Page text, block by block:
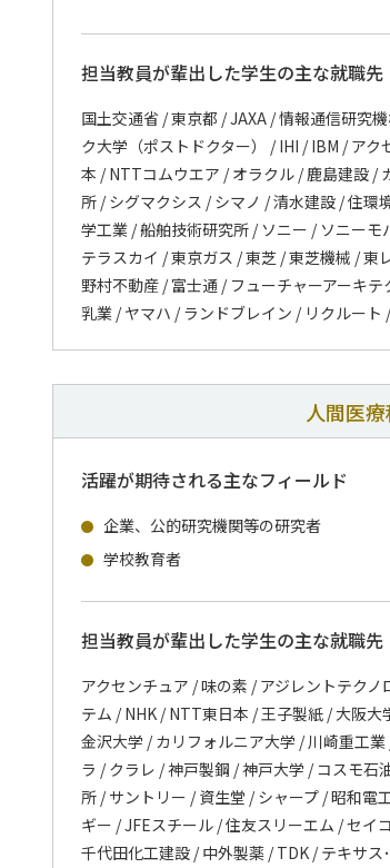
担当教員が輩出した学生の主な就職先
国土交通省 / 東京都 / JAXA / 情報通信研究
ク大学（ポストドクター） / IHI / IBM / ア
本 / NTTコムウエア / オラクル / 鹿島建設 /
所 / シグマクシス / シマノ / 清水建設 / 住
学工業 / 船舶技術研究所 / ソニー / ソニー
テラスカイ / 東京ガス / 東芝 / 東芝機械 /
野村不動産 / 富士通 / フューチャーアーキ
乳業 / ヤマハ / ランドブレイン / リクルート
人間医
活躍が期待される主なフィールド
企業、公的研究機関等の研究者
学校教育者
担当教員が輩出した学生の主な就職先
アクセンチュア / 味の素 / アジレントテク
テム / NHK / NTT東日本 / 王子製紙 / 大阪
金沢大学 / カリフォルニア大学 / 川崎重工
ラ / クラレ / 神戸製鋼 / 神戸大学 / コスモ
所 / サントリー / 資生堂 / シャープ / 昭和電
ギー / JFEスチール / 住友スリーエム / セイ
千代田化工建設 / 中外製薬 / TDK / テキサ